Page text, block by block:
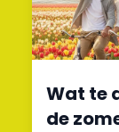
Wat te
de